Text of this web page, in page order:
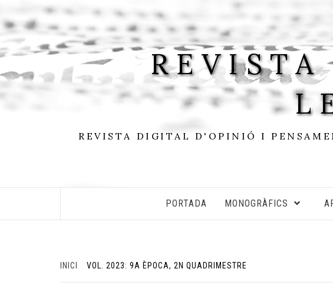
to
content
REVISTA DIGITAL D'OPINIÓ I
PORTADA MONOGRÀFICS
INICI VOL. 2023: 9A ÈPOCA, 2N QUADRIMESTRE